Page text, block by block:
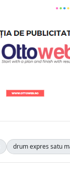
drum expres satu